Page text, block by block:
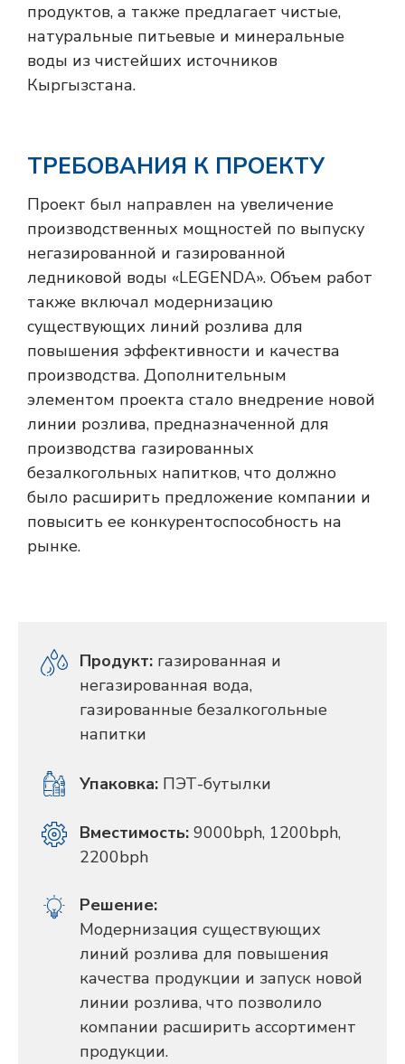
продуктов, а также предлагает чистые,
натуральные питьевые и минеральные
воды из чистейших источников
Кыргызстана.
ТРЕБОВАНИЯ К ПРОЕКТУ
Проект был направлен на увеличение
производственных мощностей по выпуску
негазированной и газированной
ледниковой воды «LEGENDA». Объем работ
также включал модернизацию
существующих линий розлива для
повышения эффективности и качества
производства. Дополнительным
элементом проекта стало внедрение новой
линии розлива, предназначенной для
производства газированных
безалкогольных напитков, что должно
было расширить предложение компании и
повысить ее конкурентоспособность на
рынке.
Продукт: газированная и
негазированная вода,
газированные безалкогольные
напитки
Упаковка: ПЭТ-бутылки
Вместимость: 9000bph, 1200bph,
2200bph
Решение:
Модернизация существующих
линий розлива для повышения
качества продукции и запуск новой
линии розлива, что позволило
компании расширить ассортимент
продукции.